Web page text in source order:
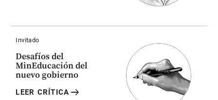
Invitado
Desafíos del
MinEducación del
nuevo gobierno
LEER CRÍTICA arrow_right_alt